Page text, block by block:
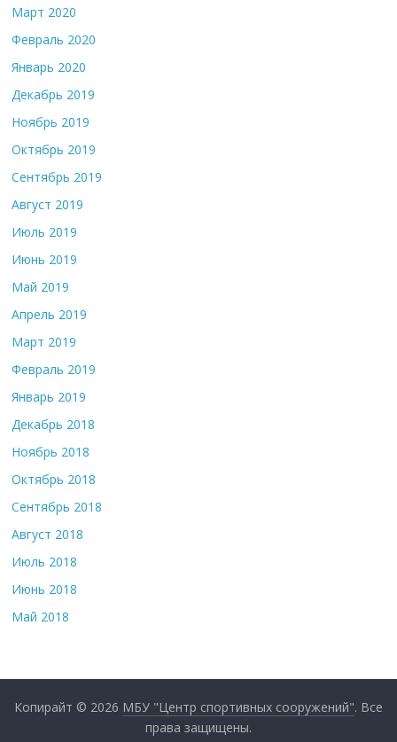
Март 2020
Февраль 2020
Январь 2020
Декабрь 2019
Ноябрь 2019
Октябрь 2019
Сентябрь 2019
Август 2019
Июль 2019
Июнь 2019
Май 2019
Апрель 2019
Март 2019
Февраль 2019
Январь 2019
Декабрь 2018
Ноябрь 2018
Октябрь 2018
Сентябрь 2018
Август 2018
Июль 2018
Июнь 2018
Май 2018
Копирайт © 2026 МБУ "Центр спортивных сооружений". Все
права защищены.